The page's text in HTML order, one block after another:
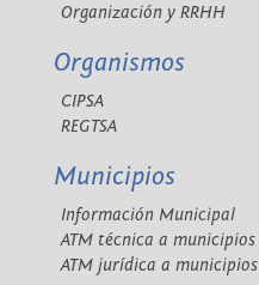
Organización y RRHH
Organismos
CIPSA
REGTSA
Municipios
Información Municipal
ATM técnica a municipios
ATM jurídica a municipios